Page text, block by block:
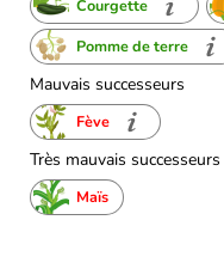
Courgette
Pomme de terre
Mauvais successeurs
Fève
Très mauvais successeurs
Maïs